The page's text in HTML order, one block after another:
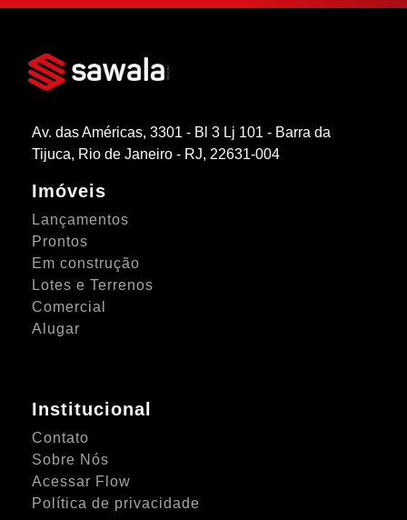
Av. das Américas, 3301 - Bl 3 Lj 101 - Barra da
Tijuca, Rio de Janeiro - RJ, 22631-004
Imóveis
Lançamentos
Prontos
Em construção
Lotes e Terrenos
Comercial
Alugar
Institucional
Contato
Sobre Nós
Acessar Flow
Política de privacidade